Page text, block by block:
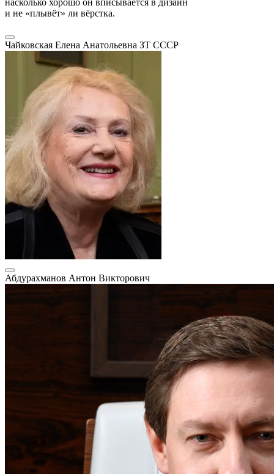
и не «плывёт» ли вёрстка.
Чайковская Елена Анатольевна ЗТ СССР
Абдурахманов Антон Викторович